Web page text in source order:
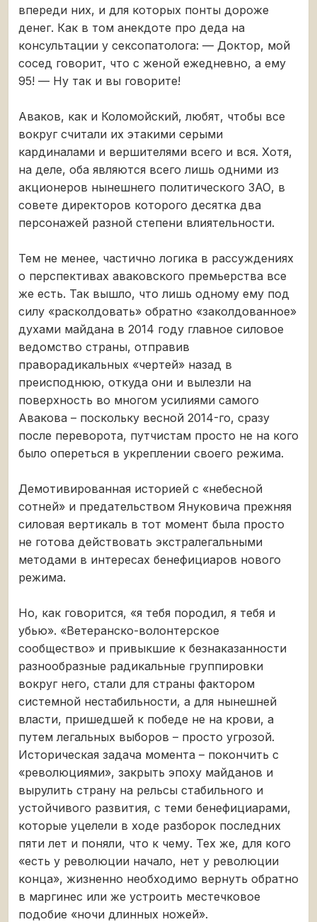
впереди них, и для которых понты дороже
денег. Как в том анекдоте про деда на
консультации у сексопатолога: — Доктор, мой
сосед говорит, что с женой ежедневно, а ему
95! — Ну так и вы говорите!
Аваков, как и Коломойский, любят, чтобы все
вокруг считали их этакими серыми
кардиналами и вершителями всего и вся. Хотя,
на деле, оба являются всего лишь одними из
акционеров нынешнего политического ЗАО, в
совете директоров которого десятка два
персонажей разной степени влиятельности.
Тем не менее, частично логика в рассуждениях
о перспективах аваковского премьерства все
же есть. Так вышло, что лишь одному ему под
силу «расколдовать» обратно «заколдованное»
духами майдана в 2014 году главное силовое
ведомство страны, отправив
праворадикальных «чертей» назад в
преисподнюю, откуда они и вылезли на
поверхность во многом усилиями самого
Авакова – поскольку весной 2014-го, сразу
после переворота, путчистам просто не на кого
было опереться в укреплении своего режима.
Демотивированная историей с «небесной
сотней» и предательством Януковича прежняя
силовая вертикаль в тот момент была просто
не готова действовать экстралегальными
методами в интересах бенефициаров нового
режима.
Но, как говорится, «я тебя породил, я тебя и
убью». «Ветеранско-волонтерское
сообщество» и привыкшие к безнаказанности
разнообразные радикальные группировки
вокруг него, стали для страны фактором
системной нестабильности, а для нынешней
власти, пришедшей к победе не на крови, а
путем легальных выборов – просто угрозой.
Историческая задача момента – покончить с
«революциями», закрыть эпоху майданов и
вырулить страну на рельсы стабильного и
устойчивого развития, с теми бенефициарами,
которые уцелели в ходе разборок последних
пяти лет и поняли, что к чему. Тех же, для кого
«есть у революции начало, нет у революции
конца», жизненно необходимо вернуть обратно
в маргинес или же устроить местечковое
подобие «ночи длинных ножей».